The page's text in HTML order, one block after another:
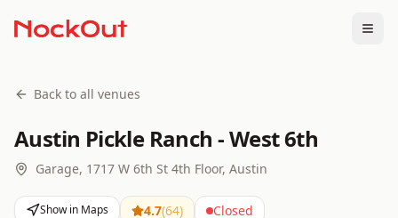
Back to all venues
Austin Pickle Ranch - West 6th
Garage, 1717 W 6th St 4th Floor, Austin
Show in Maps 4.7(64) Closed